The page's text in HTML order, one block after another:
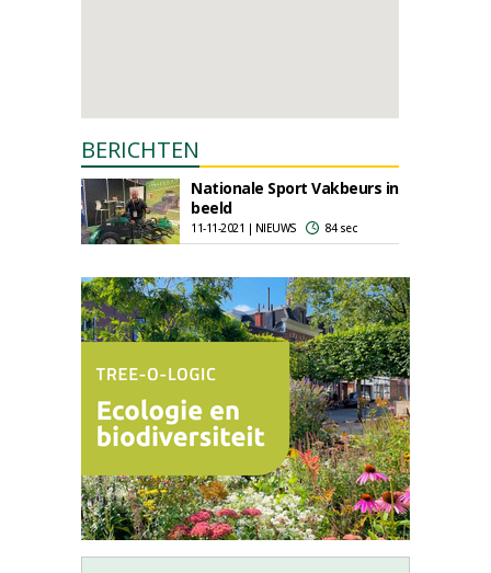
BERICHTEN
Nationale Sport Vakbeurs in
beeld
11-11-2021 | NIEUWS 84 sec